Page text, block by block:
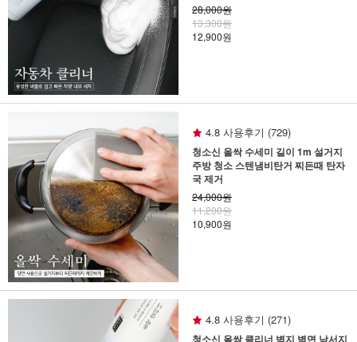
28,000원
13,300원
12,900원
4.8 사용후기 (729)
청소신 올싹 수세미 길이 1m 설거지
주방 청소 스텐냄비탄거 찌든때 탄자
국 제거
24,000원
11,200원
10,900원
4.8 사용후기 (271)
청소신 올싹 클리너 벽지 벽면 낙서지